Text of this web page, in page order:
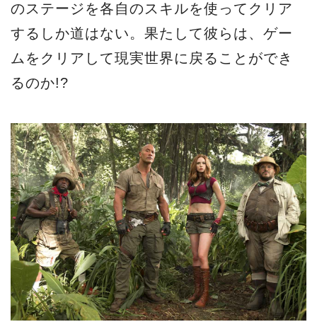
のステージを各自のスキルを使ってクリア
するしか道はない。果たして彼らは、ゲー
ムをクリアして現実世界に戻ることができ
るのか!?